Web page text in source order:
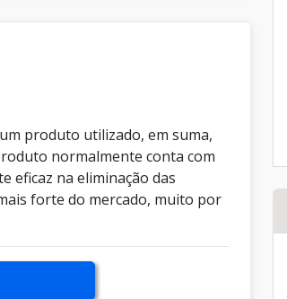
produto utilizado, em suma,
normalmente conta com
eficaz na eliminação das
forte do mercado, muito por